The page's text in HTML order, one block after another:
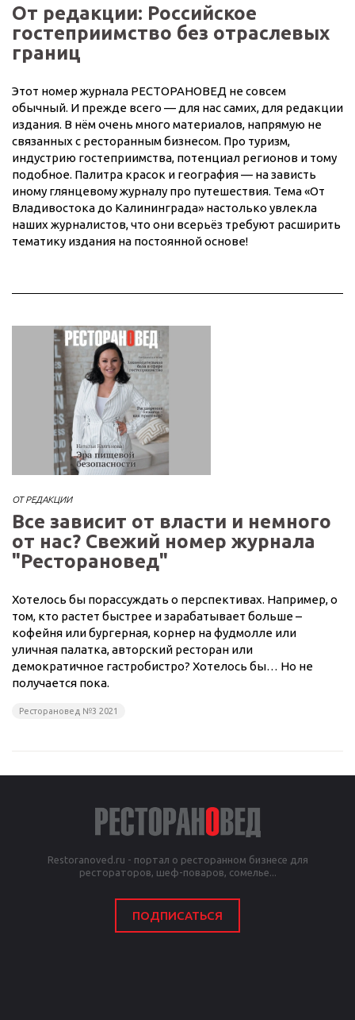
От редакции: Российское
гостеприимство без отраслевых
границ
Этот номер журнала РЕСТОРАНОВЕД не совсем
обычный. И прежде всего — для нас самих, для редакции
издания. В нём очень много материалов, напрямую не
связанных с ресторанным бизнесом. Про туризм,
индустрию гостеприимства, потенциал регионов и тому
подобное. Палитра красок и география — на зависть
иному глянцевому журналу про путешествия. Тема «От
Владивостока до Калининграда» настолько увлекла
наших журналистов, что они всерьёз требуют расширить
тематику издания на постоянной основе!
ОТ РЕДАКЦИИ
Все зависит от власти и немного
от нас? Свежий номер журнала
"Ресторановед"
Хотелось бы порассуждать о перспективах. Например, о
том, кто растет быстрее и зарабатывает больше –
кофейня или бургерная, корнер на фудмолле или
уличная палатка, авторский ресторан или
демократичное гастробистро? Хотелось бы… Но не
получается пока.
Ресторановед №3 2021
Restoranoved.ru - портал о ресторанном бизнесе для
рестораторов, шеф-поваров, сомелье...
ПОДПИСАТЬСЯ